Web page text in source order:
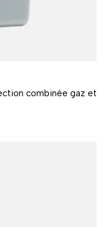
combinée gaz et